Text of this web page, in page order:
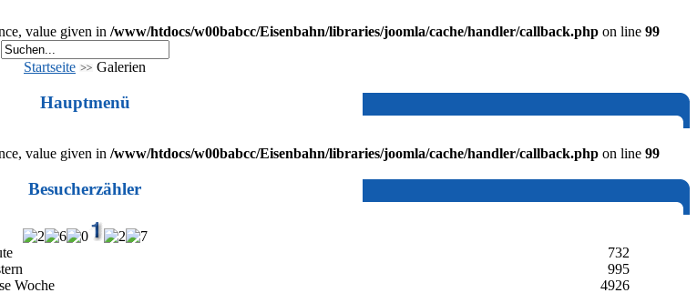
value given in /www/htdocs/w00babcc/Eisenbahn/libraries/joomla/cache/handler/callback.php on line 99
Startseite Galerien
Hauptmenü
value given in /www/htdocs/w00babcc/Eisenbahn/libraries/joomla/cache/handler/callback.php on line 99
Besucherzähler
732
995
Woche
4926